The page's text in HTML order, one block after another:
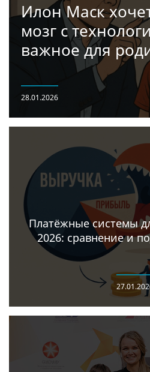
Илон Маск
мозг с
важное для
28.01.2026
Платёжные системы
2026: сравнение и